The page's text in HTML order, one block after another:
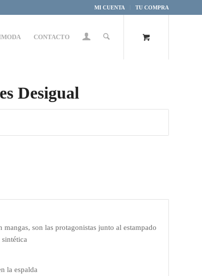
MI CUENTA TU COMPRA
CONTACTO
Desigual
son las protagonistas junto al estampado
la espalda